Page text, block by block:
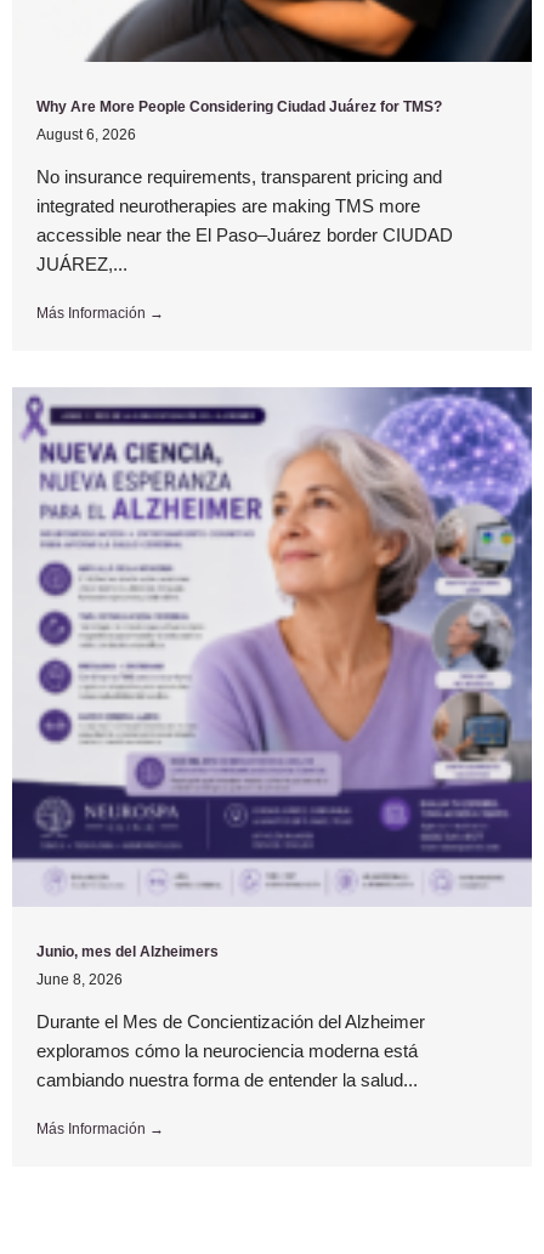
Why Are More People Considering Ciudad Juárez for TMS?
August 6, 2026
No insurance requirements, transparent pricing and
integrated neurotherapies are making TMS more
accessible near the El Paso–Juárez border CIUDAD
JUÁREZ,...
Más Información →
Junio, mes del Alzheimers
June 8, 2026
Durante el Mes de Concientización del Alzheimer
exploramos cómo la neurociencia moderna está
cambiando nuestra forma de entender la salud...
Más Información →